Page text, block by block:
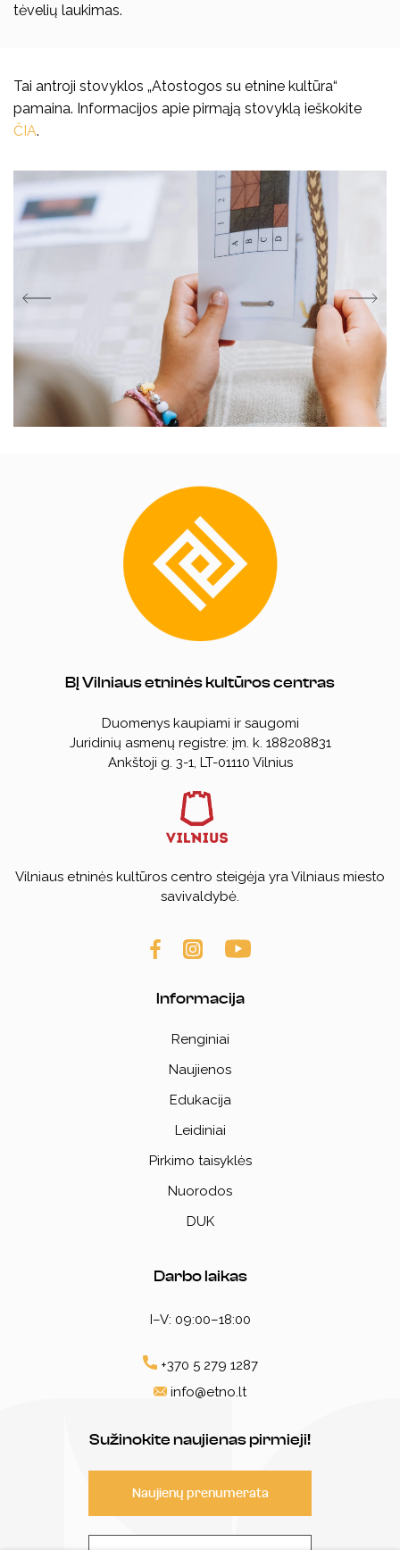
tėvelių laukimas.
Tai antroji stovyklos „Atostogos su etnine kultūra“
pamaina. Informacijos apie pirmąją stovyklą ieškokite
ČIA.
BĮ Vilniaus etninės kultūros centras
Duomenys kaupiami ir saugomi
Juridinių asmenų registre: įm. k. 188208831
Ankštoji g. 3-1, LT-01110 Vilnius
Vilniaus etninės kultūros centro steigėja yra Vilniaus miesto
savivaldybė.
Informacija
Renginiai
Naujienos
Edukacija
Leidiniai
Pirkimo taisyklės
Nuorodos
DUK
Darbo laikas
I–V: 09:00–18:00
+370 5 279 1287
info@etno.lt
Sužinokite naujienas pirmieji!
Naujienų prenumerata